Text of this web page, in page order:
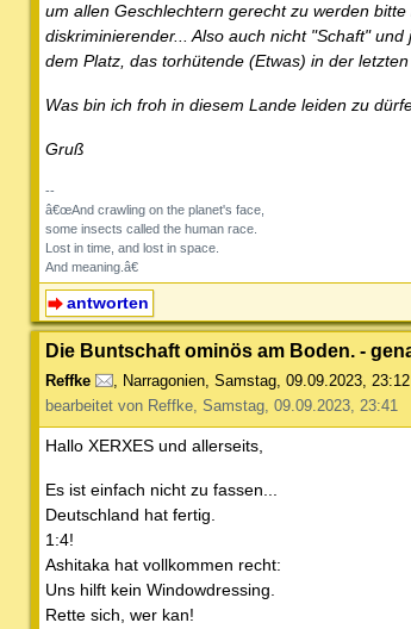
um allen Geschlechtern gerecht zu werden
diskriminierender... Also auch nicht "Schaft"
dem Platz, das torhütende (Etwas) in der
Was bin ich froh in diesem Lande leiden zu
Gruß
--
â€œAnd crawling on the planet's face,
some insects called the human race.
Lost in time, and lost in space.
And meaning.â€
antworten
Die Buntschaft ominös am Boden. -
Reffke , Narragonien, Samstag, 09.09.2023, 23:12
bearbeitet von Reffke, Samstag, 09.09.2023, 23:41
Hallo XERXES und allerseits,
Es ist einfach nicht zu fassen...
Deutschland hat fertig.
1:4!
Ashitaka hat vollkommen recht:
Uns hilft kein Windowdressing.
Rette sich, wer kan!